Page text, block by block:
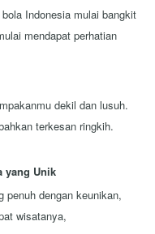
Indonesia mulai bangkit
mendapat perhatian
dekil dan lusuh.
terkesan ringkih.
yang Unik
penuh dengan keunikan,
wisatanya,